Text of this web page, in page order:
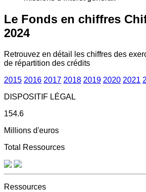
Le Fonds en chiffres
2024
Retrouvez en détail les chiffres des
de répartition des crédits
2015 2016 2017 2018 2019 2020 2021
DISPOSITIF LÉGAL
154.6
Millions d'euros
Total Ressources
Ressources